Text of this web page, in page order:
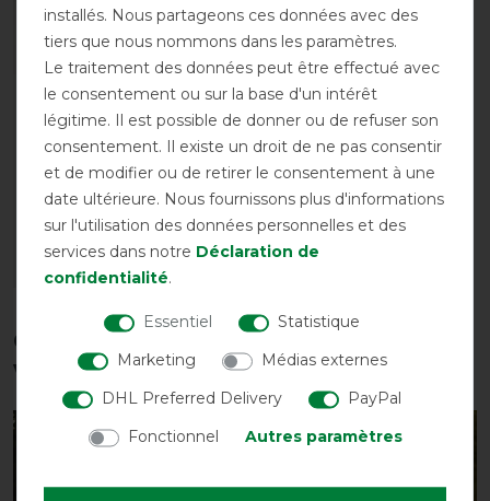
Best-seller
Horseware Cordon de
queue élastique
recouvert de PVC - Pièce
détachée
avant 8,90 €
8,05 € *
LISTE DE SOUHAITS
Ces produits pourraient également
vous intéresser
-20%
installés. Nous partageons ces données avec des
tiers que nous nommons dans les paramètres.
Le traitement des données peut être effectué avec
le consentement ou sur la base d'un intérêt
légitime. Il est possible de donner ou de refuser son
consentement. Il existe un droit de ne pas consentir
et de modifier ou de retirer le consentement à une
date ultérieure. Nous fournissons plus d'informations
sur l'utilisation des données personnelles et des
services dans notre Déclaration de
confidentialité.
Essentiel
Statistique
Marketing
Médias externes
DHL Preferred Delivery
PayPal
Fonctionnel
Autres paramètres